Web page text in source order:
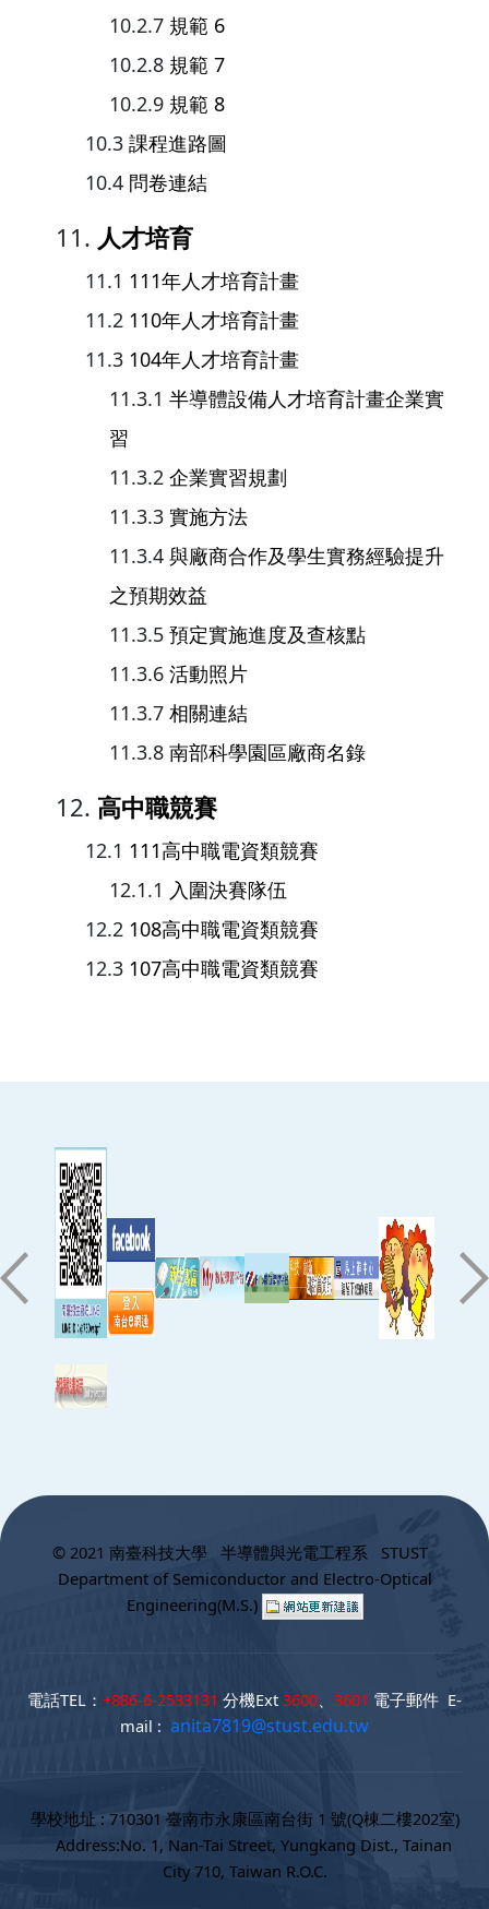
規範 6
規範 7
規範 8
課程進路圖
問卷連結
人才培育
111年人才培育計畫
110年人才培育計畫
104年人才培育計畫
半導體設備人才培育計畫企業實
習
企業實習規劃
實施方法
與廠商合作及學生實務經驗提升
之預期效益
預定實施進度及查核點
活動照片
相關連結
南部科學園區廠商名錄
高中職競賽
111高中職電資類競賽
入圍決賽隊伍
108高中職電資類競賽
107高中職電資類競賽
© 2021 南臺科技大學 半導體與光電工程系 STUST
Department of Semiconductor and Electro-Optical
Engineering(M.S.)
電話TEL： +886-6-2533131 分機Ext 3600、 3601 電子郵件 E-
mail : anita7819@stust.edu.tw
學校地址 : 710301 臺南市永康區南台街 1 號(Q棟二樓202室)
Address:No. 1, Nan-Tai Street, Yungkang Dist., Tainan
City 710, Taiwan R.O.C.